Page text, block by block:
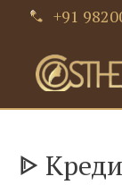
content
+91
ᐈ